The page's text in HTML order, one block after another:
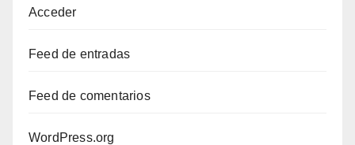
Acceder
Feed de entradas
Feed de comentarios
WordPress.org